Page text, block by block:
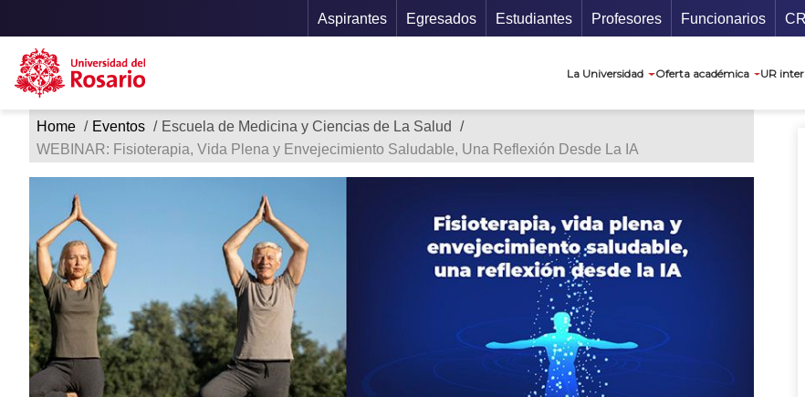
Pasar al contenido principal
Menu Secundario
Aspirantes Egresados Estudiantes Profesores Funcionarios
La Universidad Oferta académica UR
Ruta de navegación
Home Eventos
Escuela de Medicina y Ciencias de La Salud
WEBINAR: Fisioterapia, Vida Plena y Envejecimiento Saludable, Una Reflexión Desde La IA